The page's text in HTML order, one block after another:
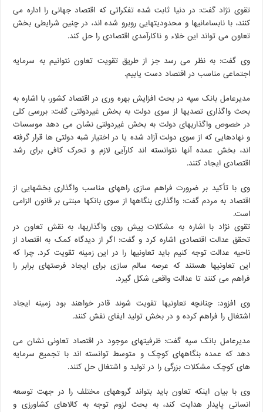
تقوی نژاد گفت: در دنیا ثابت شده تفکراتی که اقتصاد جهانی را اداره می
کنند، با نابسامانیها و محدودیتهایی روبرو شده اند، در چنین شرایطی بخش
تعاون می تواند این خلاء و ناکارآمدی اقتصادی را حل کند.
وی گفت: به نظر می رسد جز از طریق تقویت تعاون نتوانیم به سرمایه
اجتماعی مناسب در اقتصاد دست یابیم.
مدیرعامل بانک سپه در بحث افزایش بهره وری در اقتصاد کشور، با اشاره به
بحث واگذاری تصدیها از سوی دولت به بخش غیردولتی گفت: بررسی کلی
در خصوص واگذاریهای دولت به بخش غیردولتی نشان می دهد موسسات
و نهادهایی که از سوی دولت آزاد شده یا در اختیار شبه دولتی ها قرار گرفته
اند، بخش عمده آنها نتوانسته اند کارآیی لازم و تحرک کافی برای رشد
اقتصادی ایجاد کنند.
وی با تأکید بر ضرورت فراهم سازی راههای مناسب واگذاری بخشهایی از
اقتصاد به مردم گفت: واگذاری بنگاهها از سوی بانکها مبتنی بر قانون الزامی
است.
تقوی نژاد با اشاره به مشکلات پیش روی واگذاریها، به نقش تعاون در
تحقق عدالت اقتصادی اشاره کرد و گفت: اگر از دیدگاه کمک به اقتصاد از
ناحیه عدالت توجه کنیم باید تعاونیها را در این زمینه تقویت کرد. چرا که
این تعاونیها هستند که عرصه سالم سازی برای ایجاد فرصتهای برابر را
فراهم می کنند تا عدالت واقعی شکل گیرد.
وی افزود: چنانچه تعاونیها تقویت شوند قادر خواهند بود زمینه ایجاد
اشتغال را فراهم کرده و در بخش تولید ایفای نقش کنند.
مدیرعامل بانک سپه گفت: ظرفیتهای موجود در اقتصاد تعاونی نشان می
دهد که عمده بنگاههای کوچک و متوسط توانسته اند با تجمیع سرمایه
های کوچک مشکلات بزرگی را در تولید و اشتغال حل کنند.
وی با بیان اینکه تعاون باید بتواند گروههای مختلف را در جهت توسعه
انسانی پایدار هدایت کند، به بحث لزوم توجه به کالاهای کشاورزی و